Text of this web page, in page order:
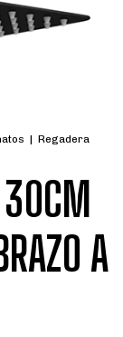
| Regadera
30CM
A